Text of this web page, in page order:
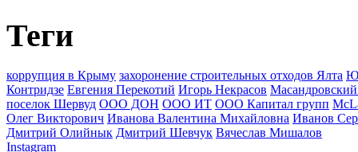
Теги
коррупция в Крыму захоронение строительных отходов Ялта
Контридзе Евгения Перекотий Игорь Некрасов
поселок Шервуд ООО ДОН ООО ИТ ООО Капитал групп
Олег Викторович Иванова Валентина Михайловна Иванов
Дмитрий Олийнык Дмитрий Шевчук Вячеслав Мишалов
Instagram